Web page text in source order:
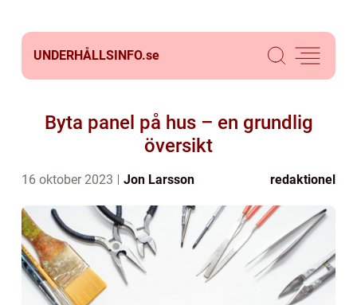
UNDERHÅLLSINFO.se
Byta panel på hus – en grundlig
översikt
16 oktober 2023 Jon Larsson redaktionel